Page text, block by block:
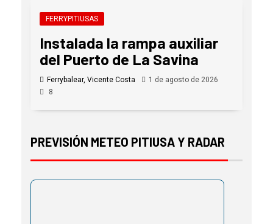
FERRYPITIUSAS
Instalada la rampa auxiliar
del Puerto de La Savina
Ferrybalear, Vicente Costa
1 de agosto de 2026
8
PREVISIÓN METEO PITIUSA Y RADAR